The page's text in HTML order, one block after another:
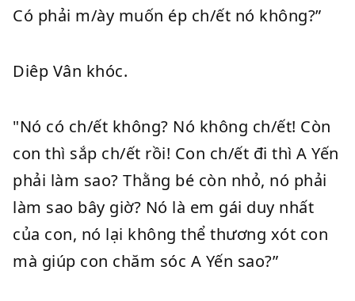
Có phải m/ày muốn ép ch/ết nó không?”
Diêp Vân khóc.
"Nó có ch/ết không? Nó không ch/ết! Còn
con thì sắp ch/ết rồi! Con ch/ết đi thì A Yến
phải làm sao? Thằng bé còn nhỏ, nó phải
làm sao bây giờ? Nó là em gái duy nhất
của con, nó lại không thể thương xót con
mà giúp con chăm sóc A Yến sao?”